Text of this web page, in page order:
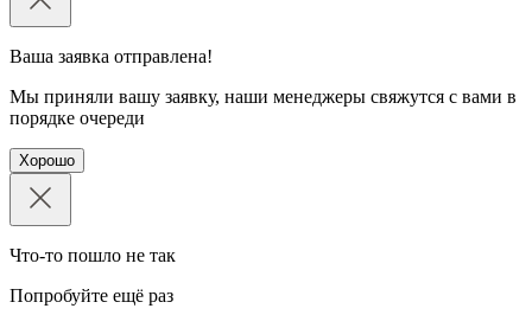
Ваша заявка отправлена!
Мы приняли вашу заявку, наши менеджеры свяжутся с вами в
порядке очереди
Хорошо
Что-то пошло не так
Попробуйте ещё раз